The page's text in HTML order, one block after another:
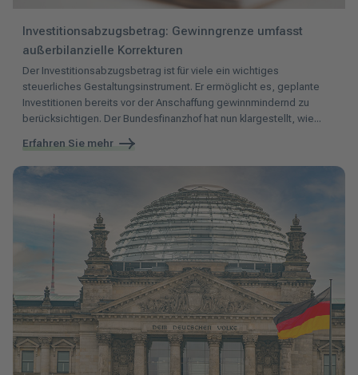
Investitionsabzugsbetrag: Gewinngrenze umfasst
außerbilanzielle Korrekturen
Der Investitionsabzugsbetrag ist für viele ein wichtiges
steuerliches Gestaltungsinstrument. Er ermöglicht es, geplante
Investitionen bereits vor der Anschaffung gewinnmindernd zu
berücksichtigen. Der Bundesfinanzhof hat nun klargestellt, wie...
Erfahren Sie mehr